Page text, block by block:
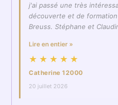
j'ai passé une très
découverte et de
Breuss. Stéphane et
Lire en entier »
★★★★★
Catherine 12000
20 juillet 2026